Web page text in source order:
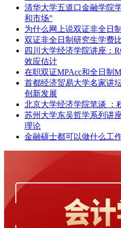
清华大学五道口金融学院
和市场”
为什么网上说双证非全日
双证非全日制研究生学费
四川大学经济学院讲座：
效应估计
在职双证MPAcc和全日制
首都经济贸易大学名家讲
创新发展
北京大学经济学院笔谈 ：
苏州大学东吴哲学系列讲
理论
金融硕士都可以做什么工